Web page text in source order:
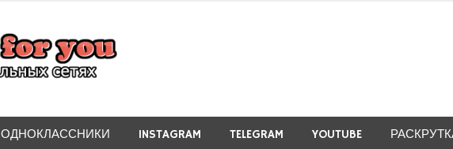
ОДНОКЛАССНИКИ INSTAGRAM TELEGRAM YOUTUBE